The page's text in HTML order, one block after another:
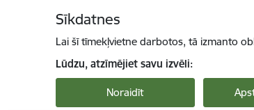
Sīkdatnes
Lai šī tīmekļvietne darbotos, tā izmanto
Lūdzu, atzīmējiet savu izvēli:
Noraidīt